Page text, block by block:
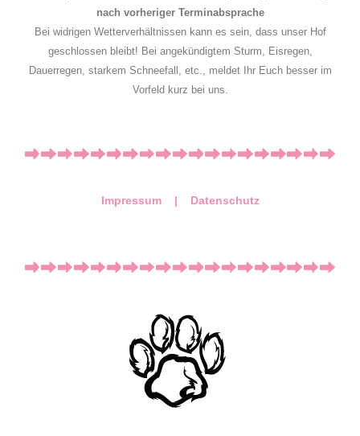
nach vorheriger Terminabsprache
Bei widrigen Wetterverhältnissen kann es sein, dass unser Hof
geschlossen bleibt! Bei angekündigtem Sturm, Eisregen,
Dauerregen, starkem Schneefall, etc., meldet Ihr Euch besser im
Vorfeld kurz bei uns.
Impressum | Datenschutz